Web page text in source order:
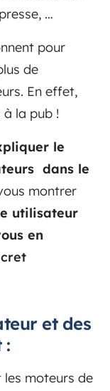
…
pour
de
En effet,
la pub !
le
dans le
montrer
utilisateur
en
et des
:
les moteurs de